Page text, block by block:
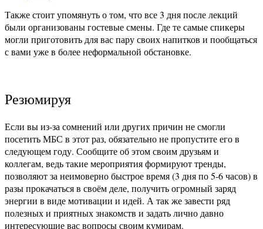
Также стоит упомянуть о том, что все 3 дня после лекций
были организованы гостевые смены. Где те самые спикеры
могли приготовить для вас пару своих напитков и пообщаться
с вами уже в более неформальной обстановке.
Резюмируя
Если вы из-за сомнений или других причин не смогли
посетить МБС в этот раз, обязательно не пропустите его в
следующем году. Сообщите об этом своим друзьям и
коллегам, ведь такие мероприятия формируют тренды,
позволяют за неимоверно быстрое время (3 дня по 5-6 часов) в
разы прокачаться в своём деле, получить огромный заряд
энергии в виде мотивации и идей. А так же завести ряд
полезных и приятных знакомств и задать лично давно
интересующие вас вопросы своим кумирам.